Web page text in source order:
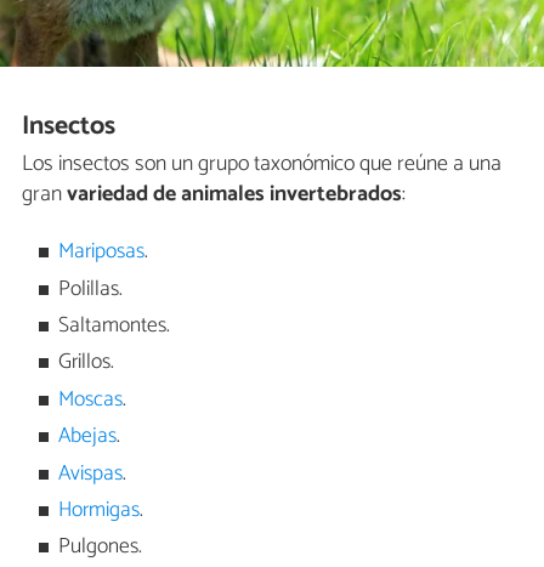
Insectos
Los insectos son un grupo taxonómico que reúne a una
granvariedad de animales invertebrados:
Mariposas.
Polillas.
Saltamontes.
Grillos.
Moscas.
Abejas.
Avispas.
Hormigas.
Pulgones.